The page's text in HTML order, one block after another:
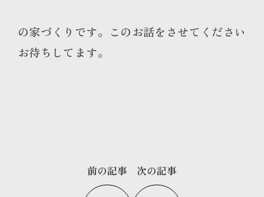
の家づくりです。このお話をさせてください
お待ちしてます。
前の記事 次の記事